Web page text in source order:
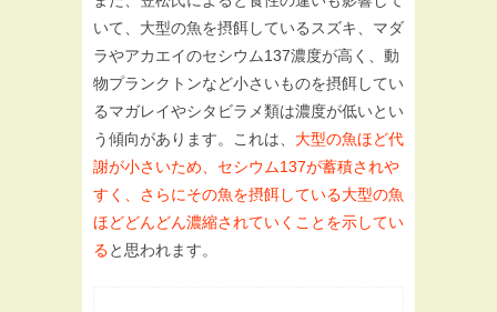
いて、大型の魚を摂餌しているスズキ、マダ
ラやアカエイのセシウム137濃度が高く、動
物プランクトンなど小さいものを摂餌してい
るマガレイやシタビラメ類は濃度が低いとい
う傾向があります。これは、 大型の魚ほど代
謝が小さいため、セシウム137が蓄積されや
すく、さらにその魚を摂餌している大型の魚
ほどどんどん濃縮されていくことを示してい
ると思われます。